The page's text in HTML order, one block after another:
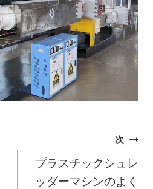
次
プラスチックシュレ
ッダーマシンのよく